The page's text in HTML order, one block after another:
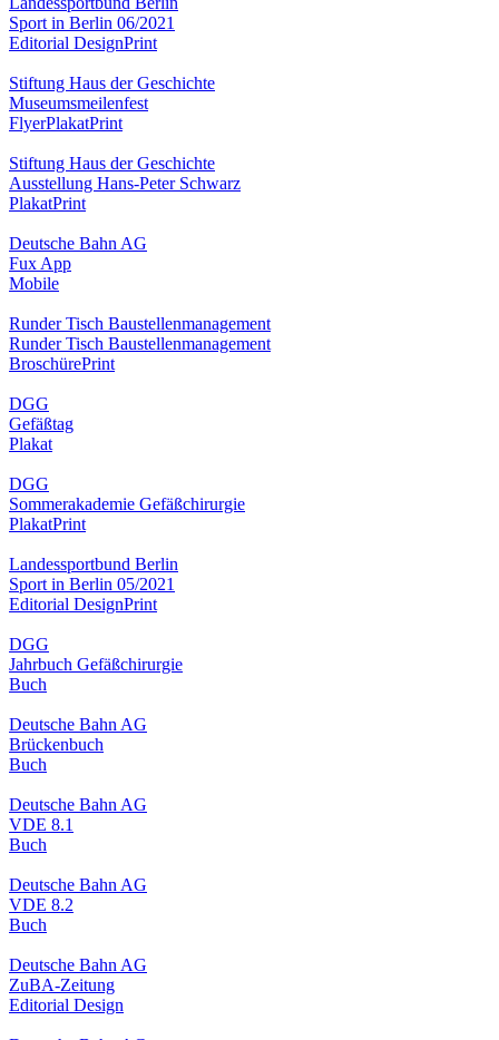
Sport in Berlin 06/2021
Editorial DesignPrint
Stiftung Haus der Geschichte
Museumsmeilenfest
FlyerPlakatPrint
Stiftung Haus der Geschichte
Ausstellung Hans-Peter Schwarz
PlakatPrint
Deutsche Bahn AG
Fux App
Mobile
Runder Tisch Baustellenmanagement
Runder Tisch Baustellenmanagement
BroschürePrint
DGG
Gefäßtag
Plakat
DGG
Sommerakademie Gefäßchirurgie
PlakatPrint
Landessportbund Berlin
Sport in Berlin 05/2021
Editorial DesignPrint
DGG
Jahrbuch Gefäßchirurgie
Buch
Deutsche Bahn AG
Brückenbuch
Buch
Deutsche Bahn AG
VDE 8.1
Buch
Deutsche Bahn AG
VDE 8.2
Buch
Deutsche Bahn AG
ZuBA-Zeitung
Editorial Design